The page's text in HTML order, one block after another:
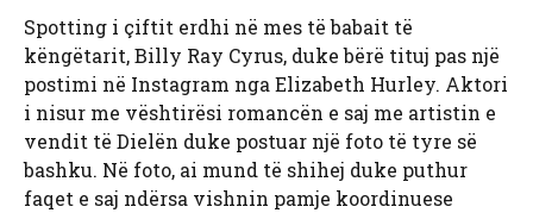
Spotting i çiftit erdhi në mes të babait të
këngëtarit, Billy Ray Cyrus, duke bërë tituj pas një
postimi në Instagram nga Elizabeth Hurley. Aktori
i nisur me vështirësi romancën e saj me artistin e
vendit të Dielën duke postuar një foto të tyre së
bashku. Në foto, ai mund të shihej duke puthur
faqet e saj ndërsa vishnin pamje koordinuese